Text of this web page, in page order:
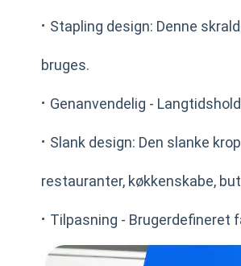
· Stapling design: Denne
bruges.
· Genanvendelig -
· Slank design: Den slanke
restauranter, køkkenskabe,
· Tilpasning - Brugerdefineret